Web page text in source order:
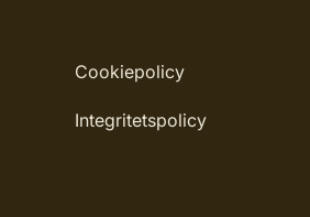
Cookiepolicy
Integritetspolicy